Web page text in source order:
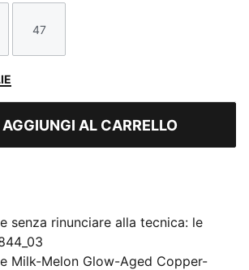
Taglia
47
AGGIUNGI AL CARRELLO
senza rinunciare alla tecnica: le
un’estetica decisa alla
SOFTRIDE, rendendo ogni
Milk-Melon Glow-Aged Copper-